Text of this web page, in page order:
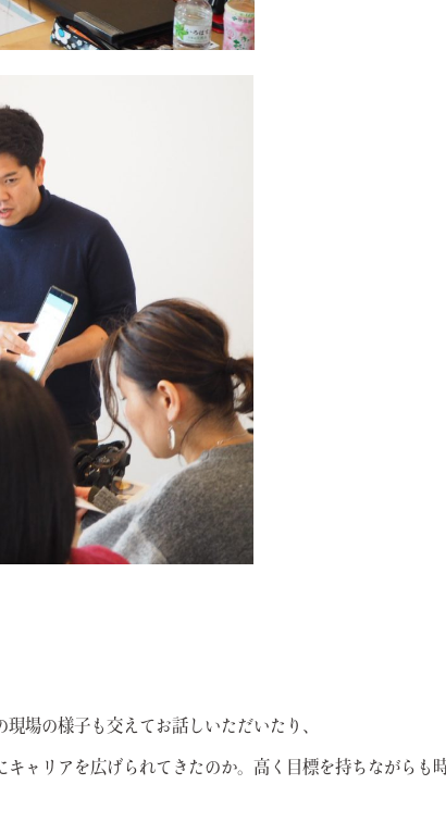
場の様子も交えてお話しいただいたり、
ャリアを広げられてきたのか。高く目標を持ちながらも